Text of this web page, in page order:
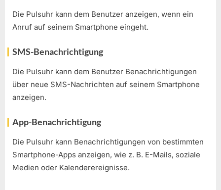
Die Pulsuhr kann dem Benutzer anzeigen, wenn ein
Anruf auf seinem Smartphone eingeht.
SMS-Benachrichtigung
Die Pulsuhr kann dem Benutzer Benachrichtigungen
über neue SMS-Nachrichten auf seinem Smartphone
anzeigen.
App-Benachrichtigung
Die Pulsuhr kann Benachrichtigungen von bestimmten
Smartphone-Apps anzeigen, wie z. B. E-Mails, soziale
Medien oder Kalenderereignisse.